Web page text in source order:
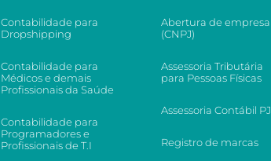
Contabilidade para
Dropshipping
Contabilidade para
Médicos e demais
Profissionais da Saúde
Contabilidade para
Programadores e
Profissionais de T.I
Abertura de empresa
(CNPJ)
Assessoria Tributária
para Pessoas Físicas
Assessoria Contábil PJ
Registro de marcas